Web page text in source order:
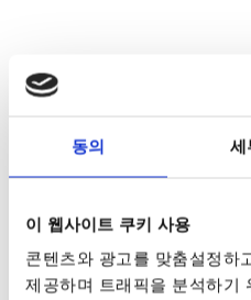
동의 세
이 웹사이트 쿠키 사용
콘텐츠와 광고를 맞춤설정하
제공하며 트래픽을 분석하기